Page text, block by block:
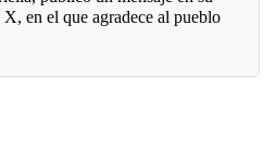
X, en el que agradece al pueblo